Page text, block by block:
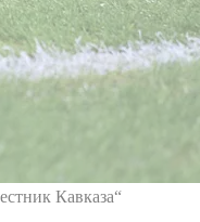
Кавказа“